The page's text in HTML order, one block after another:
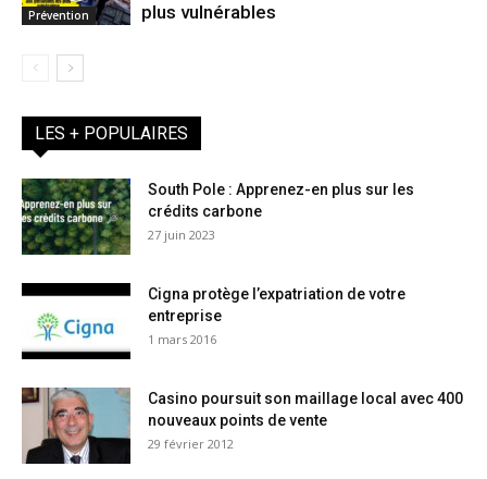
Prévention
plus vulnérables
LES + POPULAIRES
South Pole : Apprenez-en plus sur les
crédits carbone
27 juin 2023
Cigna protège l’expatriation de votre
entreprise
1 mars 2016
Casino poursuit son maillage local avec 400
nouveaux points de vente
29 février 2012